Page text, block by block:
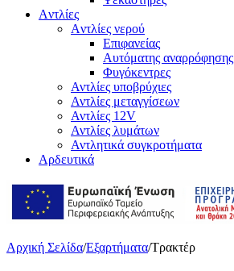
Aντλίες
Aντλίες νερού
Επιφανείας
Αυτόματης αναρρόφησης
Φυγόκεντρες
Αντλίες υποβρύχιες
Αντλίες μεταγγίσεων
Αντλίες 12V
Αντλίες λυμάτων
Αντλητικά συγκροτήματα
Αρδευτικά
Αρχική Σελίδα/Εξαρτήματα/Τρακτέρ